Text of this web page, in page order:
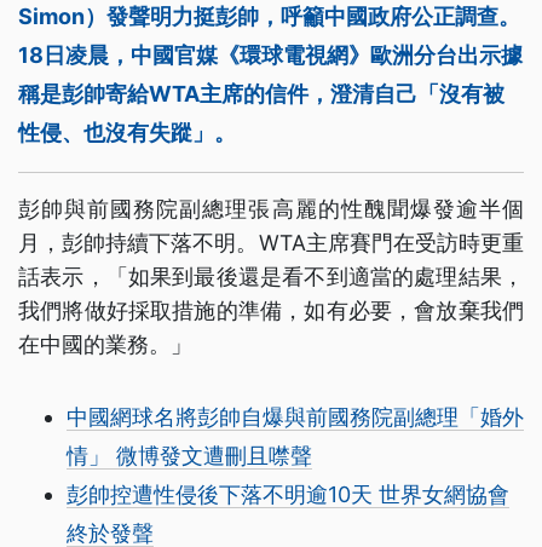
Simon）發聲明力挺彭帥，呼籲中國政府公正調查。
18日凌晨，中國官媒《環球電視網》歐洲分台出示據
稱是彭帥寄給WTA主席的信件，澄清自己「沒有被
性侵、也沒有失蹤」。
彭帥與前國務院副總理張高麗的性醜聞爆發逾半個
月，彭帥持續下落不明。WTA主席賽門在受訪時更重
話表示，「如果到最後還是看不到適當的處理結果，
我們將做好採取措施的準備，如有必要，會放棄我們
在中國的業務。」
中國網球名將彭帥自爆與前國務院副總理「婚外
情」 微博發文遭刪且噤聲
彭帥控遭性侵後下落不明逾10天 世界女網協會
終於發聲